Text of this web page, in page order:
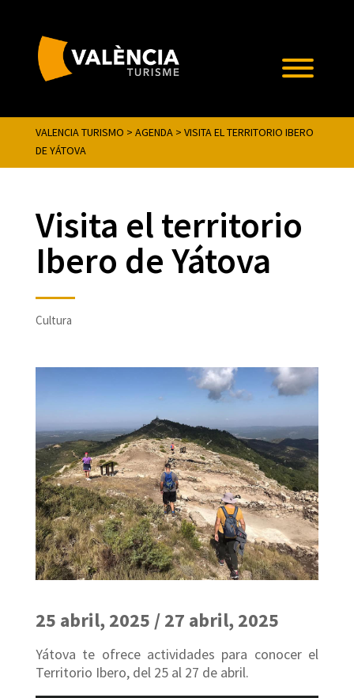
VALENCIA TURISMO > AGENDA> VISITA EL TERRITORIO IBERO
DE YÁTOVA
Visita el territorio
Ibero de Yátova
Cultura
25 abril, 2025 / 27 abril, 2025
Yátova te ofrece actividades para conocer el
Territorio Ibero, del 25 al 27 de abril.